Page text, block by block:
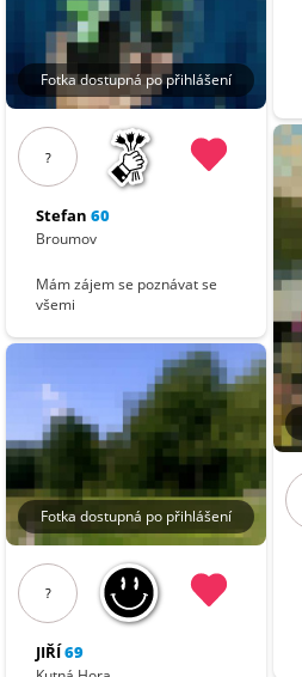
Fotka dostupná po přihlášení
?
Stefan 60
Broumov
Mám zájem se poznávat se
všemi
Fotka dostupná po přihlášení
?
JIŘÍ69